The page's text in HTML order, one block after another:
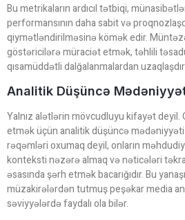
Bu metrikaların ardıcıl tətbiqi,
performansının daha sabit və
qiymətləndirilməsinə kömək edir.
göstəricilərə müraciət etmək, təhlili
qısamüddətli dalğalanmalardan
Analitik Düşüncə
Yalnız alətlərin mövcudluyu kifayət
etmək üçün analitik düşüncə
rəqəmləri oxumaq deyil, onların
konteksti nəzərə almaq və nəticələri
əsasında şərh etmək bacarığıdır. Bu
müzakirələrdən tutmuş peşəkar media
səviyyələrdə faydalı ola bilər.